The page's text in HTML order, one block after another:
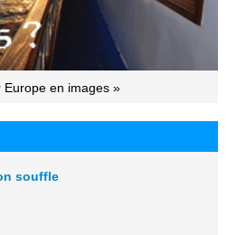
Europe en images »
souffle